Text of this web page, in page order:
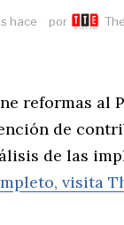
hace por
reformas al
de
de las
visita